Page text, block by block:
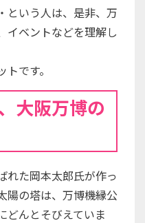
という人は、是非、万
イベントなどを理解し
です。
大阪万博の
れた岡本太郎氏が作っ
陽の塔は、万博機縁公
どんとそびえていま